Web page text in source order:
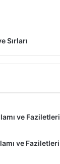
Sırları
ve Faziletleri
ve Faziletleri